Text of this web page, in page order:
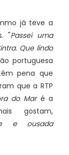
já teve a
"Passei uma
Que lindo
portuguesa
pena que
que a RTP
do Maré a
gostam,
e ousada